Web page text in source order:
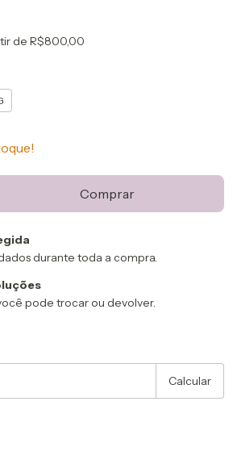
de R$800,00
durante toda a compra.
pode trocar ou devolver.
Calcular